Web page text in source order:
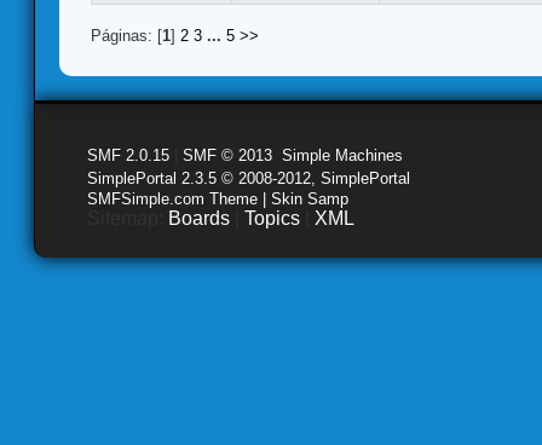
Páginas: [1] 2 3 ... 5 >>
SMF 2.0.15 SMF © 2013 Simple Machines
SimplePortal 2.3.5 © 2008-2012, SimplePortal
SMFSimple.com Theme | Skin Samp
Boards Topics XML